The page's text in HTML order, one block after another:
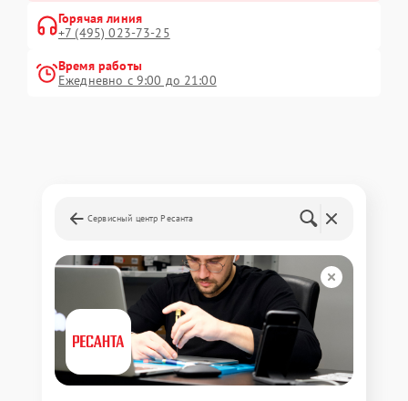
Горячая линия
+7 (495) 023-73-25
Время работы
Ежедневно с 9:00 до 21:00
Сервисный центр Ресанта